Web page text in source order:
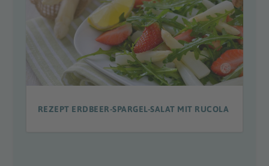
REZEPT ERDBEER-SPARGEL-SALAT MIT RUCOLA